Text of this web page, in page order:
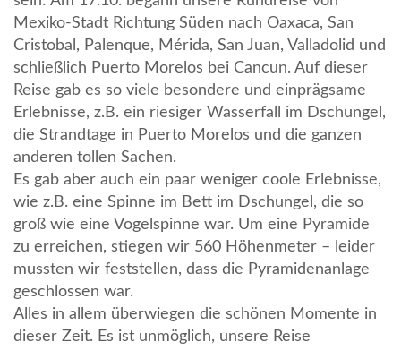
Mexiko-Stadt Richtung Süden nach Oaxaca, San
Cristobal, Palenque, Mérida, San Juan, Valladolid und
schließlich Puerto Morelos bei Cancun. Auf dieser
Reise gab es so viele besondere und einprägsame
Erlebnisse, z.B. ein riesiger Wasserfall im Dschungel,
die Strandtage in Puerto Morelos und die ganzen
anderen tollen Sachen.
Es gab aber auch ein paar weniger coole Erlebnisse,
wie z.B. eine Spinne im Bett im Dschungel, die so
groß wie eine Vogelspinne war. Um eine Pyramide
zu erreichen, stiegen wir 560 Höhenmeter – leider
mussten wir feststellen, dass die Pyramidenanlage
geschlossen war.
Alles in allem überwiegen die schönen Momente in
dieser Zeit. Es ist unmöglich, unsere Reise